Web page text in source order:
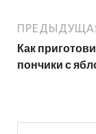
Как
пончики с